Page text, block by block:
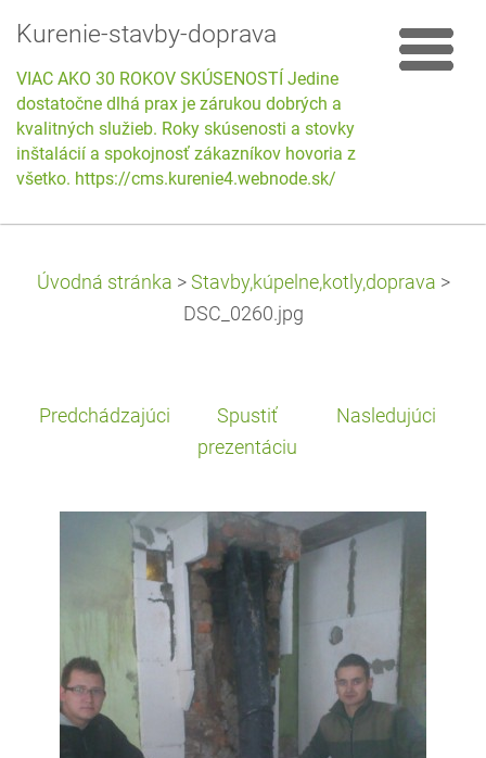
Kurenie-stavby-doprava
VIAC AKO 30 ROKOV SKÚSENOSTÍ Jedine
dostatočne dlhá prax je zárukou dobrých a
kvalitných služieb. Roky skúsenosti a stovky
inštalácií a spokojnosť zákazníkov hovoria za
všetko. https://cms.kurenie4.webnode.sk/
Úvodná stránka > Stavby,kúpelne,kotly,doprava >
DSC_0260.jpg
Predchádzajúci
Spustiť
prezentáciu
Nasledujúci